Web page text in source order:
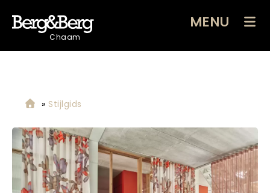
Chaam
MENU
» Stijlgids